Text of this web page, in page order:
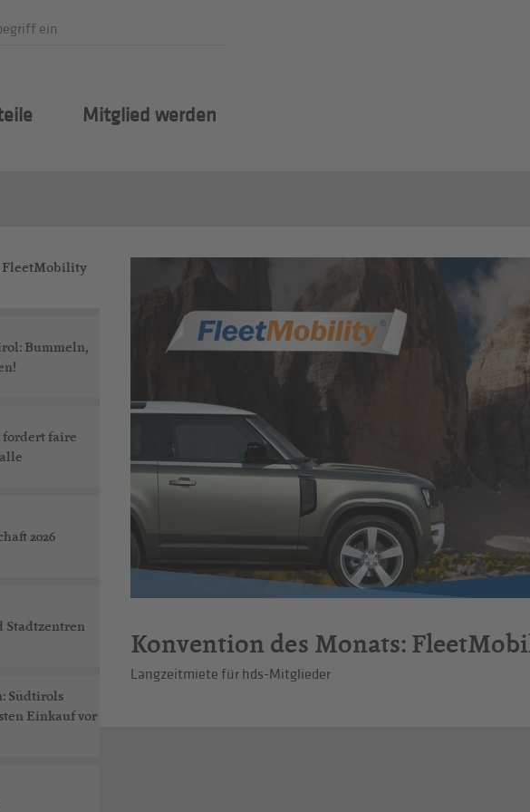
Mitglied werden
FleetMobility
Bummeln,
fordert faire
2026
Stadtzentren
Südtirols
Einkauf vor
Konvention des Monats:
Langzeitmiete für hds-Mitglieder